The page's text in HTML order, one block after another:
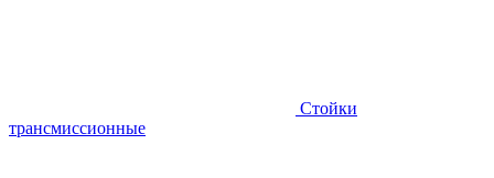
Стойки
трансмиссионные